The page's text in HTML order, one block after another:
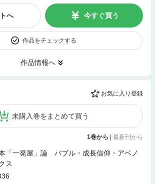
へ 今すぐ買う
作品をチェックする
作品情報へ
お気に入り登録
未購入巻をまとめて買う
1巻から 最新刊から
「一発屋」論 バブル・成長信仰・アベノ
ス